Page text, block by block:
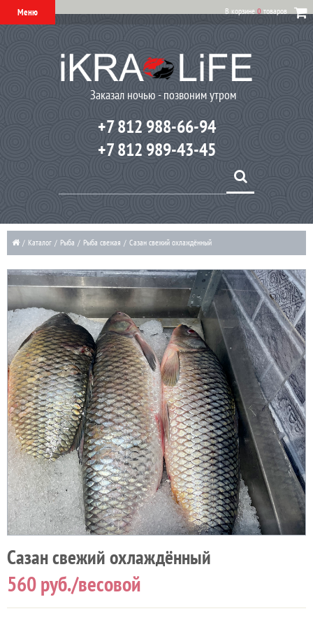
Меню В корзине 0 товаров
Заказал ночью - позвоним утром
+7 812 988-66-94
+7 812 989-43-45
/ Каталог / Рыба / Рыба свежая / Сазан свежий охлаждённый
Сазан свежий охлаждённый
560руб./весовой